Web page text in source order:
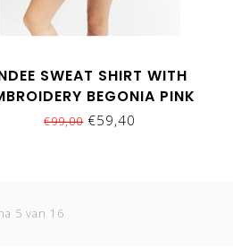
SWEAT SHIRT WITH
BEGONIA PINK
€99,00€59,40
5 van 16